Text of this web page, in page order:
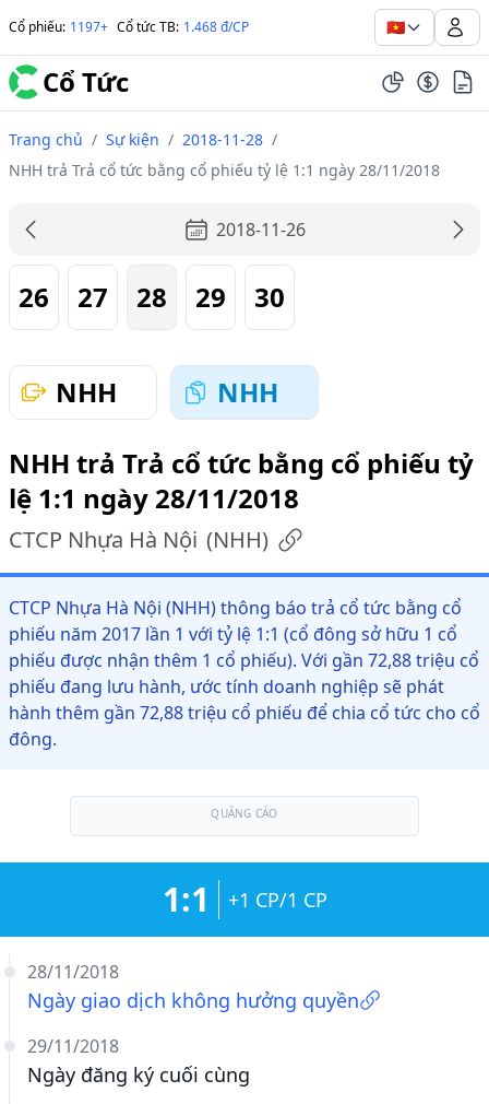
Cổ phiếu: 1197+ Cổ tức TB: 1.468 đ/CP 🇻🇳
Cổ Tức
Trang chủ / Sự kiện / 2018-11-28 /
NHH trả Trả cổ tức bằng cổ phiếu tỷ lệ 1:1 ngày 28/11/2018
2018-11-26
26 27 28 29 30
NHH
NHH
NHH trả Trả cổ tức bằng cổ phiếu tỷ
lệ 1:1 ngày 28/11/2018
CTCP Nhựa Hà Nội (NHH)
CTCP Nhựa Hà Nội (NHH) thông báo trả cổ tức bằng cổ
phiếu năm 2017 lần 1 với tỷ lệ 1:1 (cổ đông sở hữu 1 cổ
phiếu được nhận thêm 1 cổ phiếu). Với gần 72,88 triệu cổ
phiếu đang lưu hành, ước tính doanh nghiệp sẽ phát
hành thêm gần 72,88 triệu cổ phiếu để chia cổ tức cho cổ
đông.
QUẢNG CÁO
28/11/2018
Ngày giao dịch không hưởng quyền
29/11/2018
Ngày đăng ký cuối cùng
1:1 +1 CP/1 CP